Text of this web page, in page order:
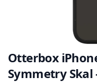
Otterbox
Symmetry Skal